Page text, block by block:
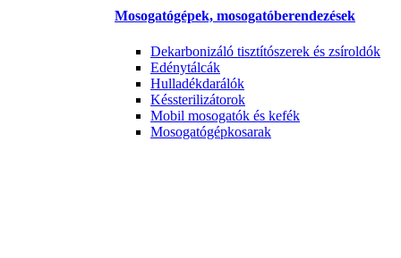
Mosogatógépek, mosogatóberendezések
Dekarbonizáló tisztítószerek és zsíroldók
Edénytálcák
Hulladékdarálók
Késsterilizátorok
Mobil mosogatók és kefék
Mosogatógépkosarak